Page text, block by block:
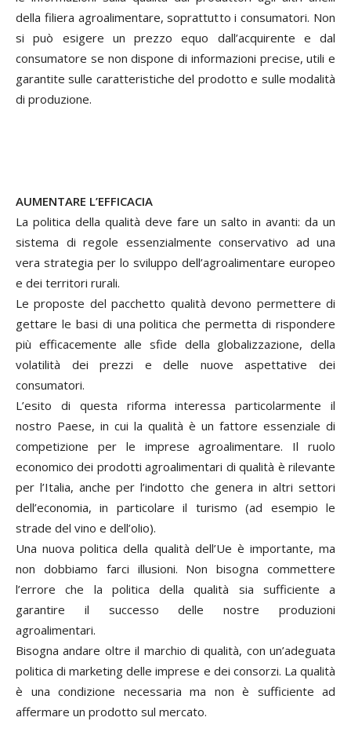
della filiera agroalimentare, soprattutto i consumatori. Non
si può esigere un prezzo equo dall’acquirente e dal
consumatore se non dispone di informazioni precise, utili e
garantite sulle caratteristiche del prodotto e sulle modalità
di produzione.
AUMENTARE L’EFFICACIA
La politica della qualità deve fare un salto in avanti: da un
sistema di regole essenzialmente conservativo ad una
vera strategia per lo sviluppo dell’agroalimentare europeo
e dei territori rurali.
Le proposte del pacchetto qualità devono permettere di
gettare le basi di una politica che permetta di rispondere
più efficacemente alle sfide della globalizzazione, della
volatilità dei prezzi e delle nuove aspettative dei
consumatori.
L’esito di questa riforma interessa particolarmente il
nostro Paese, in cui la qualità è un fattore essenziale di
competizione per le imprese agroalimentare. Il ruolo
economico dei prodotti agroalimentari di qualità è rilevante
per l’Italia, anche per l’indotto che genera in altri settori
dell’economia, in particolare il turismo (ad esempio le
strade del vino e dell’olio).
Una nuova politica della qualità dell’Ue è importante, ma
non dobbiamo farci illusioni. Non bisogna commettere
l’errore che la politica della qualità sia sufficiente a
garantire il successo delle nostre produzioni
agroalimentari.
Bisogna andare oltre il marchio di qualità, con un’adeguata
politica di marketing delle imprese e dei consorzi. La qualità
è una condizione necessaria ma non è sufficiente ad
affermare un prodotto sul mercato.